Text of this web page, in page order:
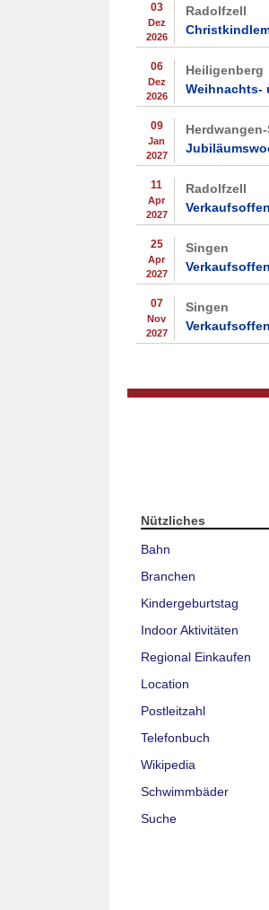
03
Dez
2026
Radolfzell
06
Dez
2026
Heiligenberg
Weihnachts-
09
Jan
2027
11
Apr
2027
Radolfzell
25
Apr
2027
Singen
07
Nov
2027
Singen
Nützliches
Bahn
Branchen
Kindergeburtstag
Indoor Aktivitäten
Regional Einkaufen
Location
Postleitzahl
Telefonbuch
Wikipedia
Schwimmbäder
Suche